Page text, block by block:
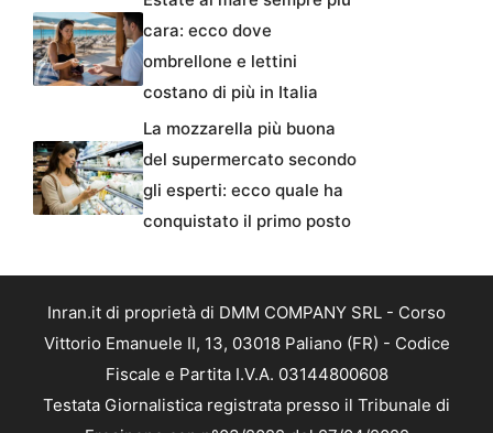
cara: ecco dove
ombrellone e lettini
costano di più in Italia
La mozzarella più buona
del supermercato secondo
gli esperti: ecco quale ha
conquistato il primo posto
Inran.it di proprietà di DMM COMPANY SRL - Corso
Vittorio Emanuele II, 13, 03018 Paliano (FR) - Codice
Fiscale e Partita I.V.A. 03144800608
Testata Giornalistica registrata presso il Tribunale di